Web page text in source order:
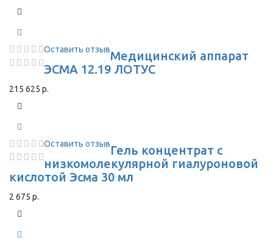
Оставить отзывМедицинский аппарат
ЭСМА 12.19 ЛОТУС
215 625 р.
Оставить отзывГель концентрат с
низкомолекулярной гиалуроновой
кислотой Эсма 30 мл
2 675 р.